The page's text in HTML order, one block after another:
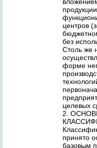
центров
без
Столь же
форме
целевых
2.
принято
базовым